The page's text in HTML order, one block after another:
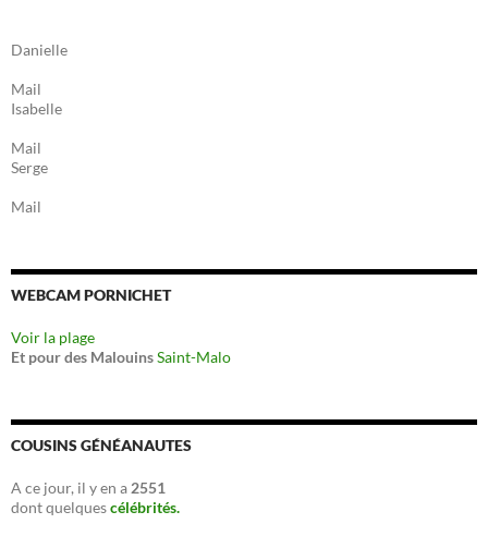
Danielle
Mail
Isabelle
Mail
Serge
Mail
WEBCAM PORNICHET
Voir la plage
Et pour des MalouinsSaint-Malo
COUSINS GÉNÉANAUTES
A ce jour, il y en a 2551
dont quelquescélébrités.